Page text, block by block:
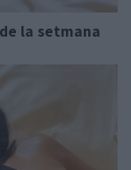
la setmana